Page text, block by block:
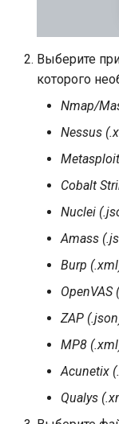
Выберите
которого
Nmap/
Nessus
Cobalt
Nuclei
Amass
Burp
OpenVAS
ZAP
MP8
Acunetix
Qualys